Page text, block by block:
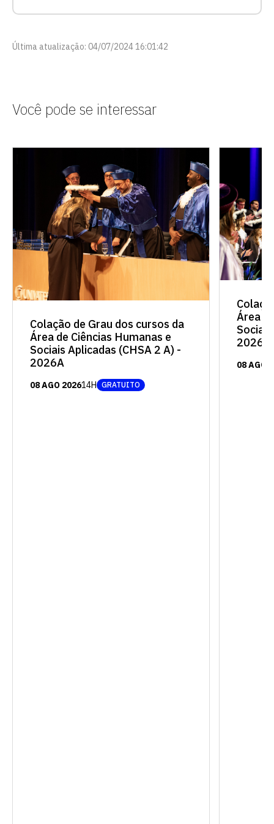
Última atualização: 04/07/2024 16:01:42
Você pode se interessar
Colação de Grau dos cursos da
Área de Ciências Humanas e
Sociais Aplicadas (CHSA 2 A) -
2026A
08 AGO 202614H GRATUITO
Área
2026A
08 AGO